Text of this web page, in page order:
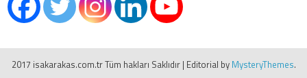
2017 isakarakas.com.tr Tüm hakları Saklıdır | Editorial by MysteryThemes.